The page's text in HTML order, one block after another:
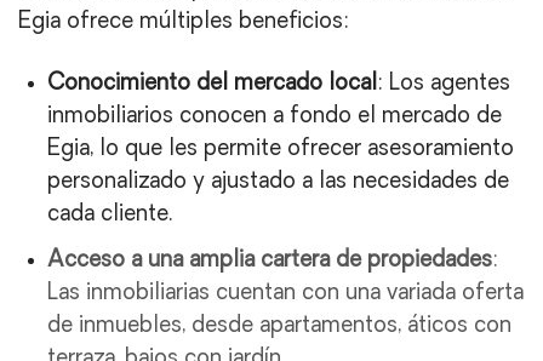
Egia ofrece múltiples beneficios:
Conocimiento del mercado local : Los agentes
inmobiliarios conocen a fondo el mercado de
Egia, lo que les permite ofrecer asesoramiento
personalizado y ajustado a las necesidades de
cada cliente.
Acceso a una amplia cartera de propiedades:
Las inmobiliarias cuentan con una variada oferta
de inmuebles, desde apartamentos, áticos con